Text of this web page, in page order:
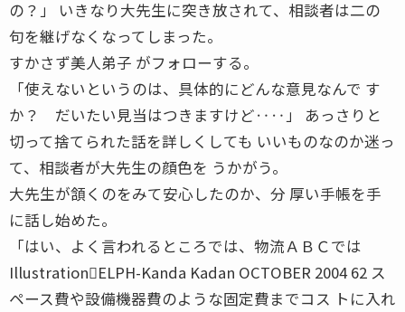
の？」 いきなり大先生に突き放されて、相談者は二の
句を継げなくなってしまった。
すかさず美人弟子 がフォローする。
「使えないというのは、具体的にどんな意見なんで す
か？ だいたい見当はつきますけど‥‥」 あっさりと
切って捨てられた話を詳しくしても いいものなのか迷っ
て、相談者が大先生の顔色を うかがう。
大先生が頷くのをみて安心したのか、分 厚い手帳を手
に話し始めた。
「はい、よく言われるところでは、物流ＡＢＣでは
Illustration􀀀ELPH-Kanda Kadan OCTOBER 2004 62 ス
ペース費や設備機器費のような固定費までコス トに入れ